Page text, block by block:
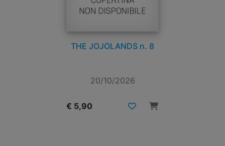
THE JOJOLANDS n. 8
20/10/2026
€ 5,90